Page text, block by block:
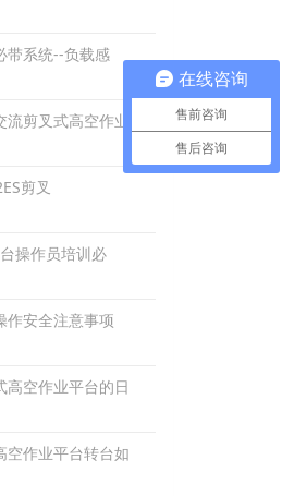
带系统--负载感
剪叉式高空作业
剪叉
操作员培训必
作安全注意事项
高空作业平台的日
空作业平台转台如
在线咨询
售前咨询
售后咨询